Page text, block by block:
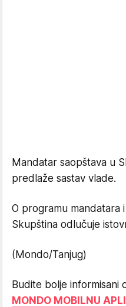
Mandatar saopštava u
predlaže sastav vlade.
O programu mandatara
Skupština odlučuje
(Mondo/Tanjug)
Budite bolje informisani
MONDO MOBILNU